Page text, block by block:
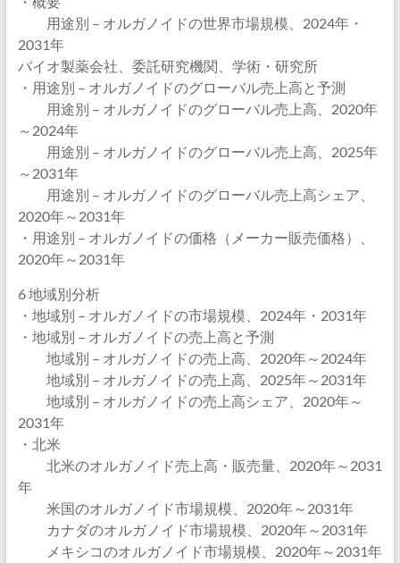
用途別 – オルガノイドの世界市場規模、2024年・
2031年
バイオ製薬会社、委託研究機関、学術・研究所
・用途別 – オルガノイドのグローバル売上高と予測
用途別 – オルガノイドのグローバル売上高、2020年
～2024年
用途別 – オルガノイドのグローバル売上高、2025年
～2031年
用途別 – オルガノイドのグローバル売上高シェア、
2020年～2031年
・用途別 – オルガノイドの価格（メーカー販売価格）、
2020年～2031年
6 地域別分析
・地域別 – オルガノイドの市場規模、2024年・2031年
・地域別 – オルガノイドの売上高と予測
地域別 – オルガノイドの売上高、2020年～2024年
地域別 – オルガノイドの売上高、2025年～2031年
地域別 – オルガノイドの売上高シェア、2020年～
2031年
・北米
北米のオルガノイド売上高・販売量、2020年～2031
年
米国のオルガノイド市場規模、2020年～2031年
カナダのオルガノイド市場規模、2020年～2031年
メキシコのオルガノイド市場規模、2020年～2031年